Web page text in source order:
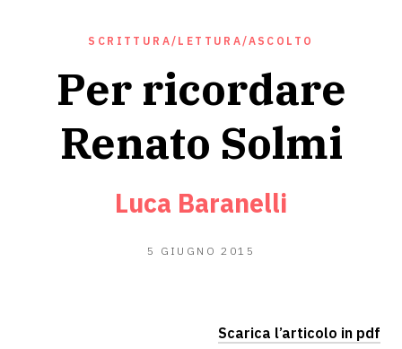
SCRITTURA/LETTURA/ASCOLTO
Per ricordare
Renato Solmi
Luca Baranelli
5 GIUGNO 2015
Scarica l’articolo in pdf